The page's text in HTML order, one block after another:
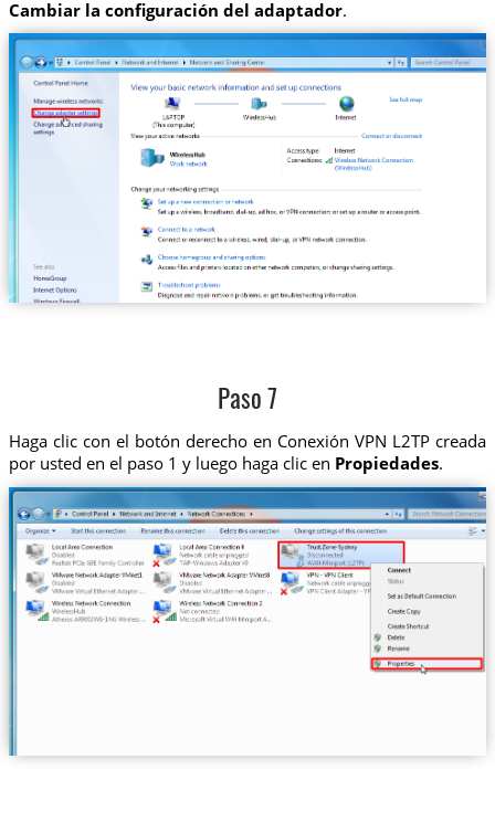
Cambiar la configuración del adaptador.
Paso 7
Haga clic con el botón derecho en Conexión VPN L2TP creada
por usted en el paso 1 y luego haga clic en Propiedades.